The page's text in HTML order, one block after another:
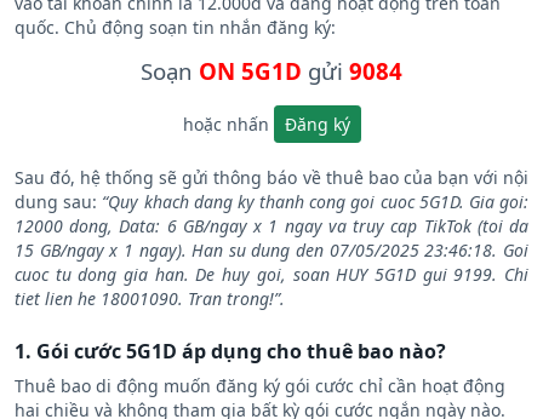
Thuê bao di động muốn kích hoạt gói cước 5G1D cần nạp đủ
vào tài khoản chính là 12.000đ và đang hoạt động trên toàn
quốc. Chủ động soạn tin nhắn đăng ký:
ON 5G1Dgửi9084
Sau đó, hệ thống sẽ gửi thông báo về thuê bao của bạn với nội
dung sau:“Quy khach dang ky thanh cong goi cuoc 5G1D. Gia goi:
12000 dong, Data: 6 GB/ngay x 1 ngay va truy cap TikTok (toi da
15 GB/ngay x 1 ngay). Han su dung den 07/05/2025 23:46:18. Goi
cuoc tu dong gia han. De huy goi, soan HUY 5G1D gui 9199. Chi
1. Gói cước 5G1D áp dụng cho thuê bao nào?